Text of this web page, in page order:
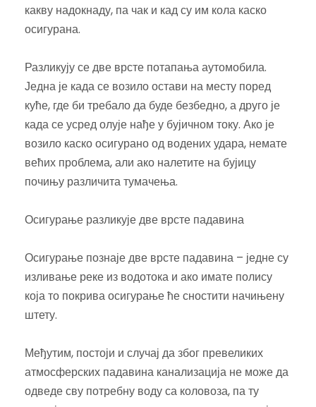
какву надокнаду, па чак и кад су им кола каско
осигурана.
Разликују се две врсте потапања аутомобила.
Једна је када се возило остави на месту поред
куће, где би требало да буде безбедно, а друго је
када се усред олује нађе у бујичном току. Ако је
возило каско осигурано од водених удара, немате
већих проблема, али ако налетите на бујицу
почињу различита тумачења.
Осигурање разликује две врсте падавина
Осигурање познаје две врсте падавина – једне су
изливање реке из водотока и ако имате полису
која то покрива осигурање ће сностити начињену
штету.
Међутим, постоји и случај да због превеликих
атмосферских падавина канализација не може да
одведе сву потребну воду са коловоза, па ту